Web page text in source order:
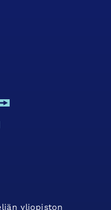
yliopiston